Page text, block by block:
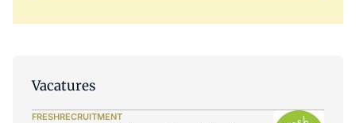
Vacatures
FRESHRECRUITMENT